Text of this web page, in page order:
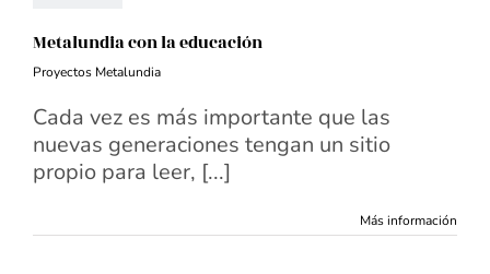
Metalundia con la educación
Proyectos Metalundia
Cada vez es más importante que las
nuevas generaciones tengan un sitio
propio para leer, [...]
Más información